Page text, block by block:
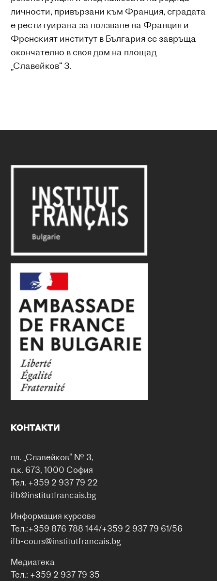
личности, привързани към Франция, сградата
е реституирана за ползване на Франция и
Френският институт в България се завръща
окончателно в своя дом на площад
„Славейков“ 3.
КОНТАКТИ
пл. „Славейков“ № 3,
п.к. 673, 1000 София
Тел. +359 2 937 79 22
ifb@institutfrancais.bg
Информация курсове
Тел.:+359 876 788 144/+359 2 937 79 61/56
ifb-cours@institutfrancais.bg
Медиатека
Тел.: +359 2 937 79 35